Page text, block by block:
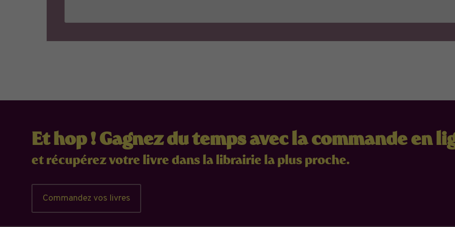
Et hop ! Gagnez du temps avec la commande en
et récupérez votre livre dans la librairie la plus proche.
Commandez vos livres